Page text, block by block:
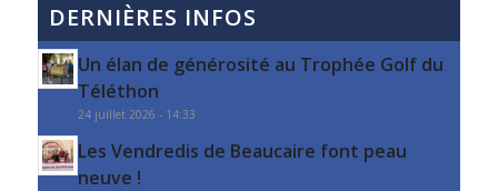
DERNIÈRES INFOS
Un élan de générosité au Trophée Golf du
Téléthon
24 juillet 2026 - 14:33
Les Vendredis de Beaucaire font peau
neuve !